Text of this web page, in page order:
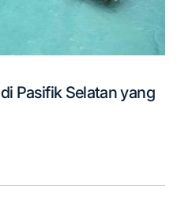
Pasifik Selatan yang